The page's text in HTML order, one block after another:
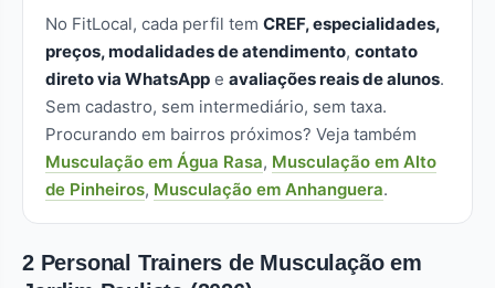
No FitLocal, cada perfil tem CREF, especialidades,
preços, modalidades de atendimento, contato
direto via WhatsApp e avaliações reais de alunos.
Sem cadastro, sem intermediário, sem taxa.
Procurando em bairros próximos? Veja também
Musculação em Água Rasa, Musculação em Alto
de Pinheiros, Musculação em Anhanguera.
2 Personal Trainers de Musculação em